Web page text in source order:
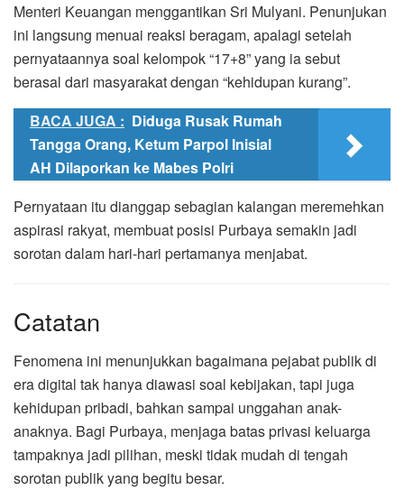
Menteri Keuangan menggantikan Sri Mulyani. Penunjukan
ini langsung menuai reaksi beragam, apalagi setelah
pernyataannya soal kelompok “17+8” yang ia sebut
berasal dari masyarakat dengan “kehidupan kurang”.
BACA JUGA : Diduga Rusak Rumah
Tangga Orang, Ketum Parpol Inisial
AH Dilaporkan ke Mabes Polri
Pernyataan itu dianggap sebagian kalangan meremehkan
aspirasi rakyat, membuat posisi Purbaya semakin jadi
sorotan dalam hari-hari pertamanya menjabat.
Catatan
Fenomena ini menunjukkan bagaimana pejabat publik di
era digital tak hanya diawasi soal kebijakan, tapi juga
kehidupan pribadi, bahkan sampai unggahan anak-
anaknya. Bagi Purbaya, menjaga batas privasi keluarga
tampaknya jadi pilihan, meski tidak mudah di tengah
sorotan publik yang begitu besar.